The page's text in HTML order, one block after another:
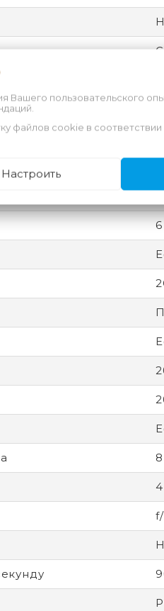
8
4
f/
Вашего пользовательского
файлов cookie в соответствии
Настроить